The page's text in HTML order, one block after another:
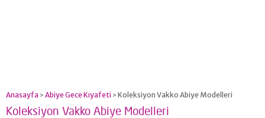
Anasayfa > Abiye Gece Kıyafeti > Koleksiyon Vakko Abiye Modelleri
Koleksiyon Vakko Abiye Modelleri